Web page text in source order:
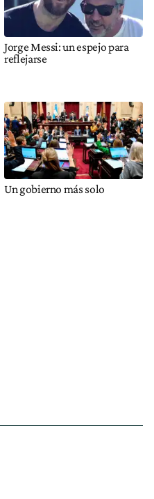
Jorge Messi: un espejo para
reflejarse
Un gobierno más solo